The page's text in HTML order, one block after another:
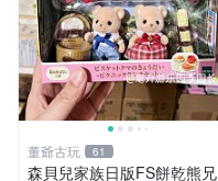
董爺古玩 61
森貝兒家族日版FS餅乾熊兄